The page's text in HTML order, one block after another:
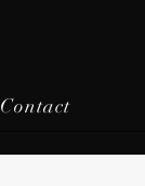
Contact